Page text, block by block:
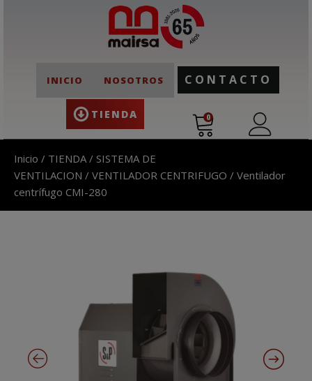
INICIO NOSOTROS
TIENDA
CONTACTO
0
Inicio / TIENDA / SISTEMA DE
VENTILACION / VENTILADOR CENTRIFUGO / Ventilador
centrífugo CMI-280